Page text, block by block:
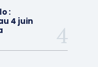
:
4 juin